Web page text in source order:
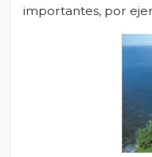
importantes, por